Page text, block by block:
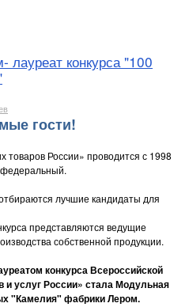
лауреат конкурса "100
гости!
товаров России» проводится с 1998
федеральный.
лучшие кандидаты для
представляются ведущие
собственной продукции.
конкурса Всероссийской
услуг России» стала Модульная
"Камелия" фабрики Лером.